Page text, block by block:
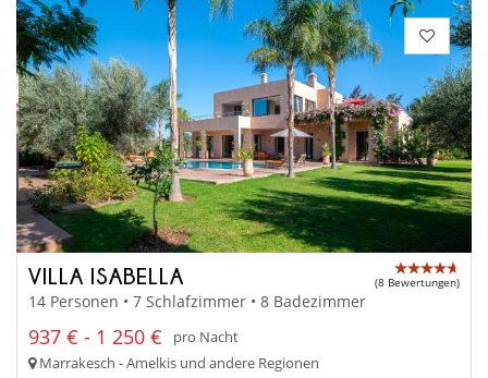
VILLA ISABELLA (8 Bewertungen)
14 Personen • 7 Schlafzimmer • 8 Badezimmer
937 € - 1 250 €
pro Nacht
Marrakesch - Amelkis und andere Regionen